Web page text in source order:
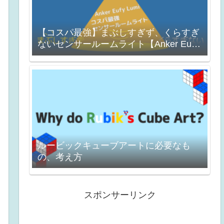
【コスパ最強】まぶしすぎず、くらすぎ
ないセンサールームライト【Anker Eufy
Lumi】
ルービックキューブアートに必要なも
の、考え方
スポンサーリンク